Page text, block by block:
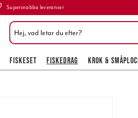
Supersnabba leveranser
FISKESET FISKEDRAG KROK &